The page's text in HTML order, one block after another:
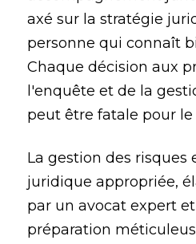
axé sur la stratégie
personne qui connaît
Chaque décision aux
l'enquête et de la
peut être fatale pour le
La gestion des risques
juridique appropriée,
par un avocat expert
préparation